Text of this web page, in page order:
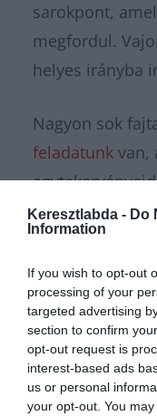
Keresztlabda - Do
Information
If you wish to opt-out
processing of your
targeted advertising
section to confirm
opt-out request is
interest-based ads
us or personal
your opt-out. You
sarokpont,
megfordul.
helyes irányba
Nagyon sok
feladatunk van,
további